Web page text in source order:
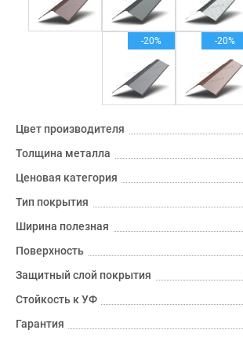
-20% -20%
Цвет производителя
Толщина металла
Ценовая категория
Тип покрытия
Ширина полезная
Поверхность
Защитный слой покрытия
Стойкость к УФ
Гарантия